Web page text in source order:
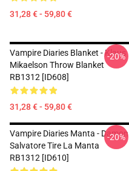
31,28 € - 59,80 €
Vampire Diaries Blanket - Klaus
Mikaelson Throw Blanket
RB1312 [ID608]
31,28 € - 59,80 €
-20%
Vampire Diaries Manta - Damon
Salvatore Tire La Manta
RB1312 [ID610]
-20%